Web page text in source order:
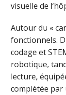
visuelle de
Autour du «
fonctionnels.
codage et
robotique,
lecture,
complétée par